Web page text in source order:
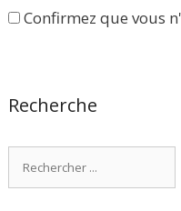
Confirmez que vous
Recherche